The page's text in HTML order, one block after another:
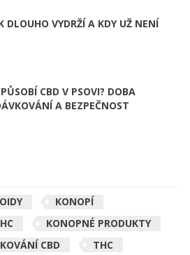
DLOUHO VYDRŽÍ A KDY UŽ NENÍ
CBD V PSOVI? DOBA
A BEZPEČNOST
KONOPÍ
KONOPNÉ PRODUKTY
CBD
THC